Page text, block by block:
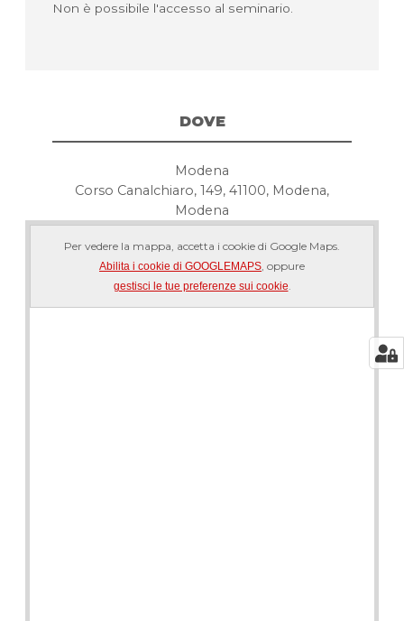
Non è possibile l'accesso al seminario.
DOVE
Modena
Corso Canalchiaro, 149, 41100, Modena,
Modena
Per vedere la mappa, accetta i cookie di Google Maps.
Abilita i cookie di GOOGLEMAPS, oppure
gestisci le tue preferenze sui cookie.